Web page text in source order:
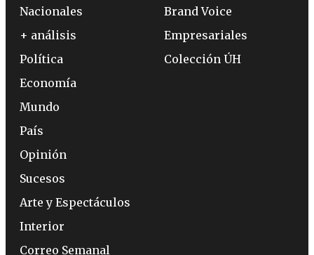
Nacionales
+ análisis
Política
Economía
Mundo
País
Opinión
Sucesos
Arte y Espectáculos
Interior
Correo Semanal
Brand Voice
Empresariales
Colección ÚH